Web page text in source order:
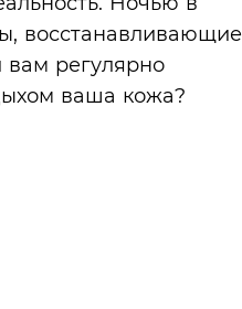
восстанавливающие
регулярно
ваша кожа?